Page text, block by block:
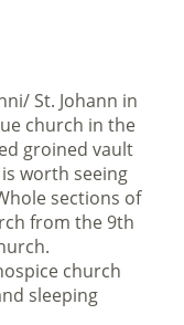
St. Johann in
church in the
groined vault
worth seeing
sections of
from the 9th
church
sleeping